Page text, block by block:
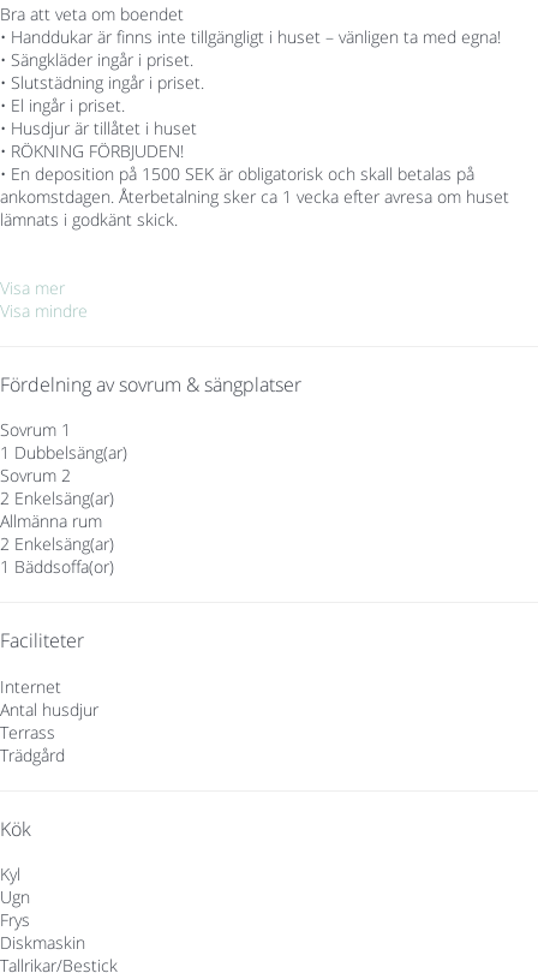
Bra att veta om boendet
• Handdukar är finns inte tillgängligt i huset – vänligen ta med egna!
• Sängkläder ingår i priset.
• Slutstädning ingår i priset.
• El ingår i priset.
• Husdjur är tillåtet i huset
• RÖKNING FÖRBJUDEN!
• En deposition på 1500 SEK är obligatorisk och skall betalas på
ankomstdagen. Återbetalning sker ca 1 vecka efter avresa om huset
lämnats i godkänt skick.
Visa mer
Visa mindre
Fördelning av sovrum & sängplatser
Sovrum 1
1 Dubbelsäng(ar)
Sovrum 2
2 Enkelsäng(ar)
Allmänna rum
2 Enkelsäng(ar)
1 Bäddsoffa(or)
Faciliteter
Internet
Antal husdjur
Terrass
Trädgård
Kök
Kyl
Ugn
Frys
Diskmaskin
Tallrikar/Bestick